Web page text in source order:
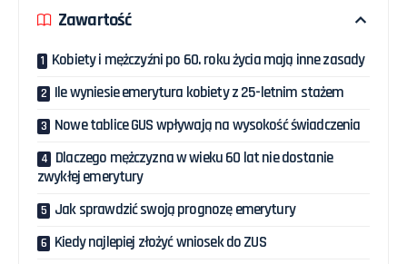
Zawartość
Kobiety i mężczyźni po 60. roku życia mają inne zasady
Ile wyniesie emerytura kobiety z 25-letnim stażem
Nowe tablice GUS wpływają na wysokość świadczenia
Dlaczego mężczyzna w wieku 60 lat nie dostanie
zwykłej emerytury
Jak sprawdzić swoją prognozę emerytury
Kiedy najlepiej złożyć wniosek do ZUS